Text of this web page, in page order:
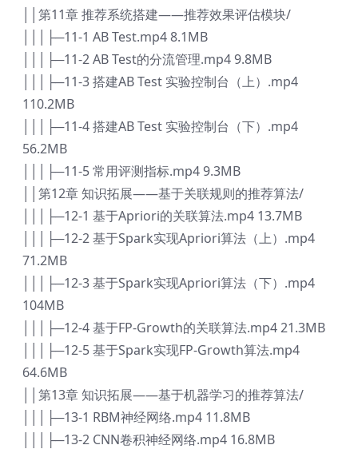
││第11章 推荐系统搭建——推荐效果评估模块/
│││├─11-1 AB Test.mp4 8.1MB
│││├─11-2 AB Test的分流管理.mp4 9.8MB
│││├─11-3 搭建AB Test 实验控制台（上）.mp4
110.2MB
│││├─11-4 搭建AB Test 实验控制台（下）.mp4
56.2MB
│││├─11-5 常用评测指标.mp4 9.3MB
││第12章 知识拓展——基于关联规则的推荐算法/
│││├─12-1 基于Apriori的关联算法.mp4 13.7MB
│││├─12-2 基于Spark实现Apriori算法（上）.mp4
71.2MB
│││├─12-3 基于Spark实现Apriori算法（下）.mp4
104MB
│││├─12-4 基于FP-Growth的关联算法.mp4 21.3MB
│││├─12-5 基于Spark实现FP-Growth算法.mp4
64.6MB
││第13章 知识拓展——基于机器学习的推荐算法/
│││├─13-1 RBM神经网络.mp4 11.8MB
│││├─13-2 CNN卷积神经网络.mp4 16.8MB